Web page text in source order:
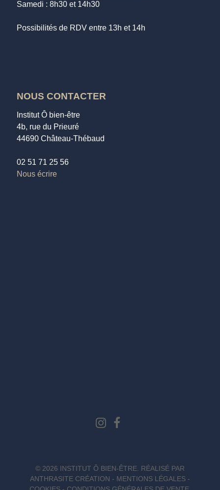
Samedi : 8h30 et 14h30
Possibilités de RDV entre 13h et 14h
NOUS CONTACTER
Institut Ô bien-être
4b, rue du Prieuré
44690 Château-Thébaud
02 51 71 25 56
Nous écrire
© 2026 INSTITUT Ô BIEN-ÊTRE. RÉALISÉ PAR
ANTHRASITE CRÉATION - MENTIONS LÉGALES -